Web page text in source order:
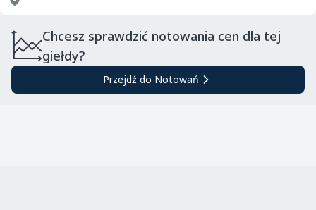
Chcesz sprawdzić notowania cen dla tej
giełdy?
Przejdź do Notowań